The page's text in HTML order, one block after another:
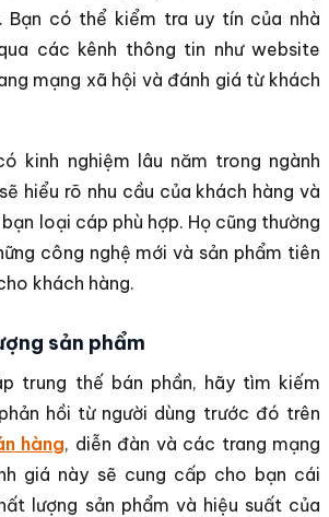
Bạn có thể kiểm tra uy tín của nhà
các kênh thông tin như website
mạng xã hội và đánh giá từ khách
kinh nghiệm lâu năm trong ngành
hiểu rõ nhu cầu của khách hàng và
loại cáp phù hợp. Họ cũng thường
công nghệ mới và sản phẩm tiên
khách hàng.
sản phẩm
trung thế bán phần, hãy tìm kiếm
hồi từ người dùng trước đó trên
hàng, diễn đàn và các trang mạng
giá này sẽ cung cấp cho bạn cái
lượng sản phẩm và hiệu suất của